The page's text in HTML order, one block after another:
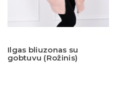
Ilgas bliuzonas su
gobtuvu (Rožinis)